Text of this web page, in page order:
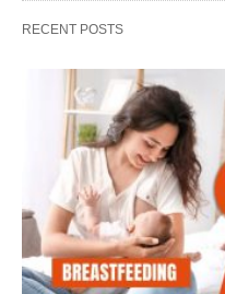
RECENT POSTS